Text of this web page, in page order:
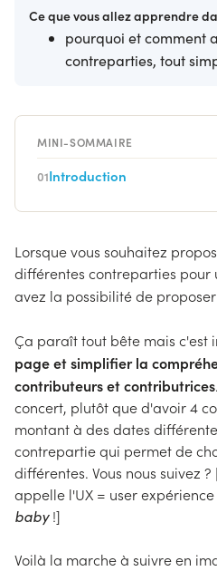
Ce que vous allez apprendre
pourquoi et comment
contreparties, tout
MINI-SOMMAIRE
01Introduction
Lorsque vous souhaitez
différentes contreparties pour
avez la possibilité de
Ça paraît tout bête mais c'est
page et simplifier la
contributeurs et contributrices
concert, plutôt que d'avoir 4
montant à des dates
contrepartie qui permet de
différentes. Vous nous suivez
appelle l'UX = user
baby!]
Voilà la marche à suivre en